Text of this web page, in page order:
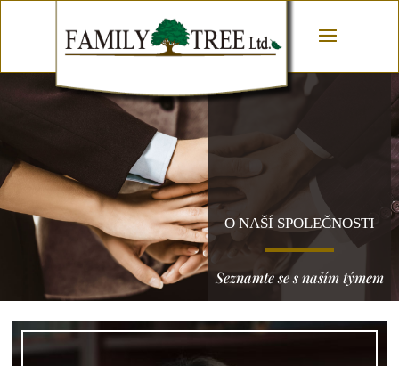
O NAŠÍ SPOLEČNOSTI
Seznamte se s naším týmem